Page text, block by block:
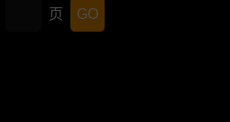
页 GO